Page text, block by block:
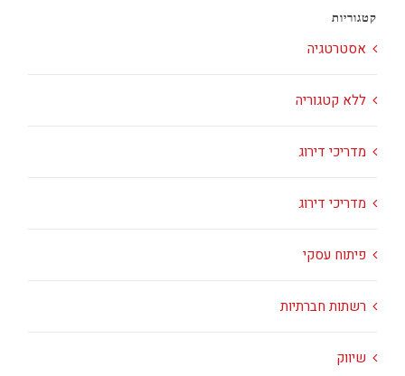
קטגוריות
אסטרטגיה
ללא קטגוריה
מדריכי דירוג
מדריכי דירוג
פיתוח עסקי
רשתות חברתיות
שיווק